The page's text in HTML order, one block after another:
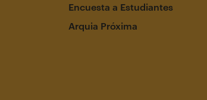
Encuesta a Estudiantes
Arquia Próxima